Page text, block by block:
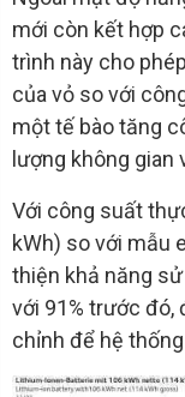
mới còn kết hợp
trình này cho
của vỏ so với
một tế bào tăng
lượng không gian
Với công suất
kWh) so với mẫu
thiện khả năng
với 91% trước
chỉnh để hệ